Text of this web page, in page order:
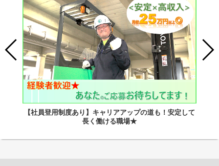
【社員登用制度あり】キャリアアップの道も！安定して
長く働ける職場★